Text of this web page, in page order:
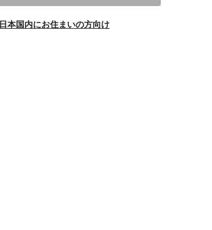
日本国内にお住まいの方向け